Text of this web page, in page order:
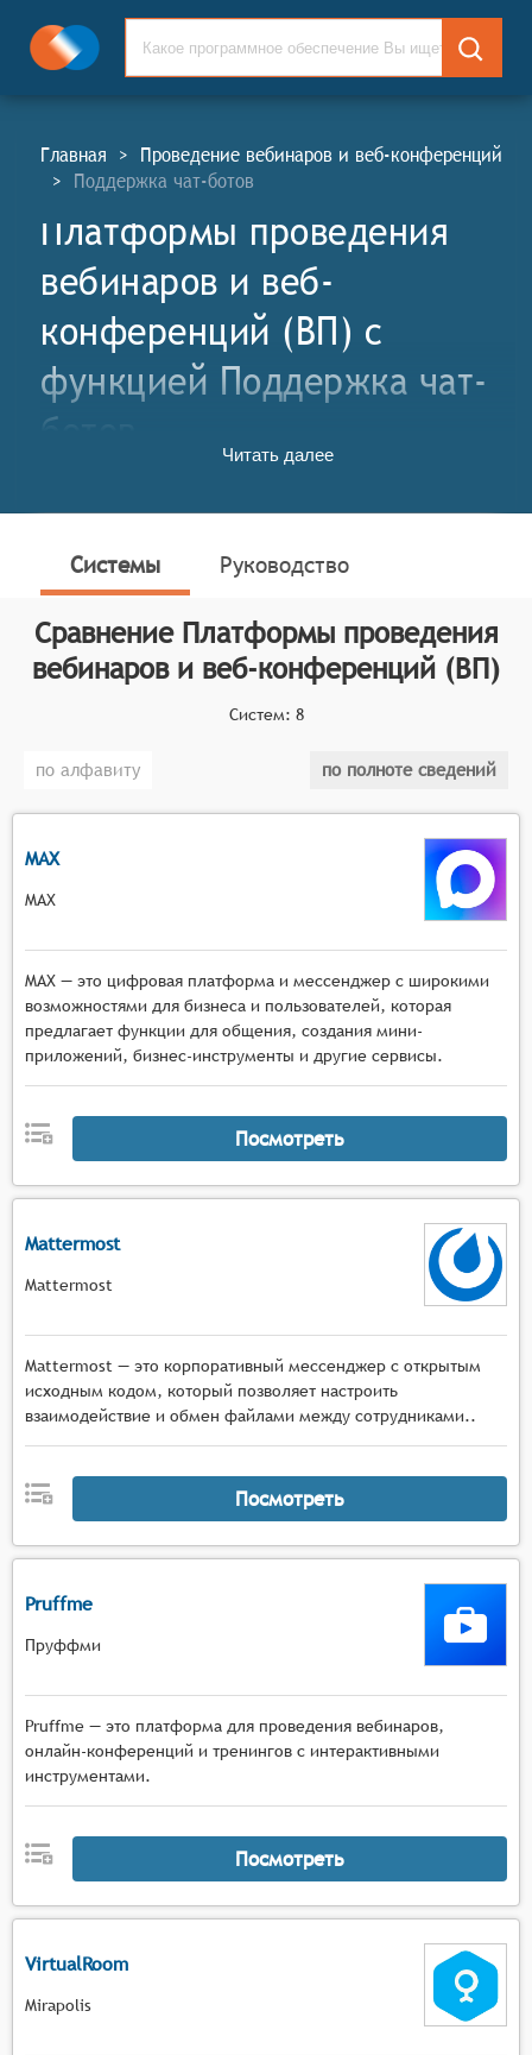
Главная > Проведение вебинаров и веб-конференций
> Поддержка чат-ботов
Платформы проведения
вебинаров и веб-
конференций (ВП) c
функцией Поддержка чат-
ботов
онлайн-сервисы, предназначенные для организации
и проведения вебинаров, веб-конференций, онлайн-
тренингов, онлайн-презентаций, онлайн-обучения и
онлайн-встреч. Данные платформы функционируют
на основе программного обеспечения, которое
режиме реального времени.
для систем. Для того, чтобы быть представленными
на рынке платформ проведения вебинаров и веб-
конференций, системы должны иметь следующие
Масштабируемая видеотрансляция с
поддержкой высокой нагрузки, возможностью
подключения тысяч участников одновременно,
переключением режимов отображения,
Мультимедийная среда с инструментами
демонстрации экрана, работы с виртуальными
досками, показа презентаций и документов, а
также поддержкой различных форматов
мультимедийного контента в реальном
Интерактивные механизмы с функциями
опросов, голосований, тестов, сессиями
вопросов и ответов, возможностью
организации групповых дискуссий и
совместной работы над материалами,
Управление мероприятием с поддержкой
нескольких ведущих и модераторов,
спикерами, управления доступом к функциям и
материалам, а также контроля активности
участников,
Коммуникационные инструменты с
поднятия руки, приватными сообщениями,
голосовым общением в малых группах и
возможностью комментирования материалов в
реальном времени.
Читать далее
Системы Руководство
Сравнение Платформы проведения
вебинаров и веб-конференций (ВП)
Систем: 8
по алфавиту по полноте сведений
MAX
MAX
MAX — это цифровая платформа и мессенджер с широкими
возможностями для бизнеса и пользователей, которая
предлагает функции для общения, создания мини-
приложений, бизнес-инструменты и другие сервисы.
Посмотреть
Mattermost
Mattermost
Mattermost — это корпоративный мессенджер с открытым
исходным кодом, который позволяет настроить
взаимодействие и обмен файлами между сотрудниками..
Посмотреть
Pruffme
Пруффми
Pruffme — это платформа для проведения вебинаров,
онлайн-конференций и тренингов с интерактивными
инструментами.
Посмотреть
VirtualRoom
Mirapolis